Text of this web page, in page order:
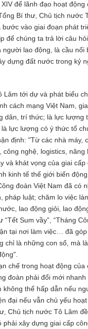
để lãnh đạo hoạt
Bí thư, Chủ tịch nước
vào giai đoạn phát
để chúng ta trả lời câu
lao động, là cầu
dựng đất nước trong kỷ
Lâm tới dự và phát biểu
cách mạng Việt Nam,
dân, trí thức; là lực
lực lượng có ý thức tổ
định: "Từ các nhà
nghệ, logistics,
và khát vọng của giai
kinh tế thế giới biến
đoàn Việt Nam đã có
pháp luật; chăm lo việc
lao động giỏi, lao
Sum vầy”, “Tháng
tại nơi làm việc… đã
là những con số, mà
chế trong hoạt động
đoàn phải đổi mới
không thể hấp dẫn nếu
đại nếu vẫn chủ yếu
Chủ tịch nước Tô Lâm
phải xây dựng giai cấp